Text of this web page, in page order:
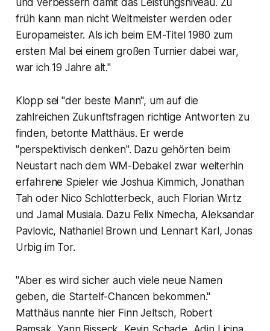
und verbessern damit das Leistungsniveau. Zu
früh kann man nicht Weltmeister werden oder
Europameister. Als ich beim EM-Titel 1980 zum
ersten Mal bei einem großen Turnier dabei war,
war ich 19 Jahre alt."
Klopp sei "der beste Mann", um auf die
zahlreichen Zukunftsfragen richtige Antworten zu
finden, betonte Matthäus. Er werde
"perspektivisch denken". Dazu gehörten beim
Neustart nach dem WM-Debakel zwar weiterhin
erfahrene Spieler wie Joshua Kimmich, Jonathan
Tah oder Nico Schlotterbeck, auch Florian Wirtz
und Jamal Musiala. Dazu Felix Nmecha, Aleksandar
Pavlovic, Nathaniel Brown und Lennart Karl, Jonas
Urbig im Tor.
"Aber es wird sicher auch viele neue Namen
geben, die Startelf-Chancen bekommen."
Matthäus nannte hier Finn Jeltsch, Robert